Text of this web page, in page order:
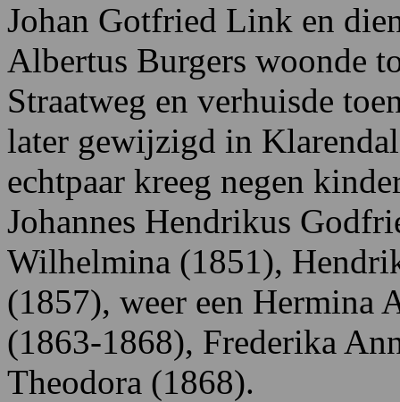
Johan Gotfried Link en
Albertus Burgers woonde
Straatweg en verhuisde
later gewijzigd in
echtpaar kreeg negen
Johannes Hendrikus
Wilhelmina (1851),
(1857), weer een Hermina
(1863-1868), Frederika
Theodora (1868).